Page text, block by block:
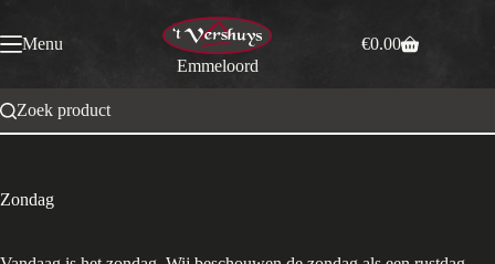
de Menu
Emmeloord
Winkelwagen
€0.00
Zoek product
Zondag